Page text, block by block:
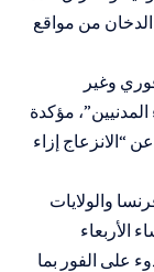
من مواقع
وغير
مؤكدة
“الانزعاج إزاء
والولايات
الأربعاء
على الفور بما